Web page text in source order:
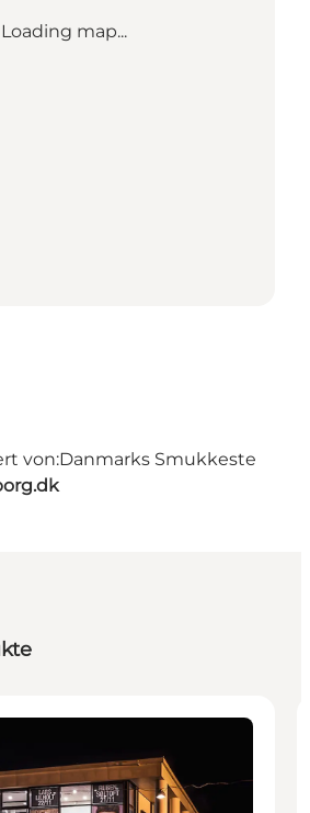
Loading map...
von:Danmarks Smukkeste